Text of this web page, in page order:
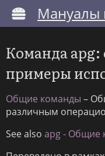
Мануалы
Команда
примеры
Общие команды –
различным
See also apg - Общие